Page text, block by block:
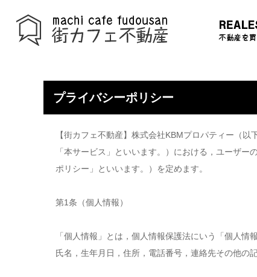
プライバシーポリシー
【街カフェ不動産】株式会社KBMプロパティー（
「本サービス」といいます。）における，ユーザ
ポリシー」といいます。）を定めます。
第1条（個人情報）
「個人情報」とは，個人情報保護法にいう「個人
氏名，生年月日，住所，電話番号，連絡先その他の